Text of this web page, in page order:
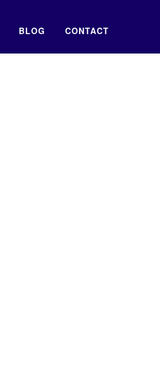
BLOG CONTACT